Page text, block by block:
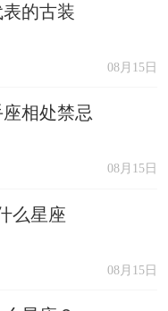
的古装
08月15日
相处禁忌
08月15日
么星座
08月15日